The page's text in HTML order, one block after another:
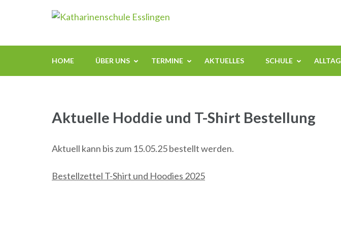
(Enter
HOME ÜBER UNS TERMINE AKTUELLES SCHULE ALLTAG
Aktuelle Hoddie und T-Shirt Bestellung
Aktuell kann bis zum 15.05.25 bestellt werden.
Bestellzettel T-Shirt und Hoodies 2025